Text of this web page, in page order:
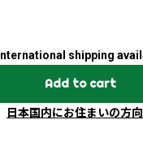
International shipping
Add to cart
日本国内にお住まいの方